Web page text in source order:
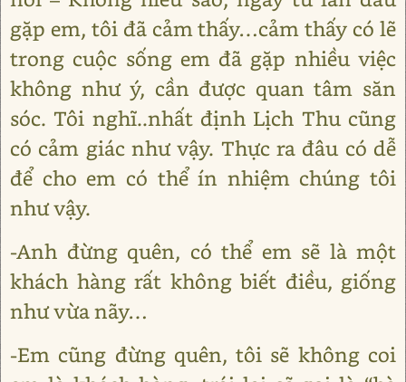
gặp em, tôi đã cảm thấy…cảm thấy có lẽ
trong cuộc sống em đã gặp nhiều việc
không như ý, cần được quan tâm săn
sóc. Tôi nghĩ..nhất định Lịch Thu cũng
có cảm giác như vậy. Thực ra đâu có dễ
để cho em có thể ín nhiệm chúng tôi
như vậy.
-Anh đừng quên, có thể em sẽ là một
khách hàng rất không biết điều, giống
như vừa nãy…
-Em cũng đừng quên, tôi sẽ không coi